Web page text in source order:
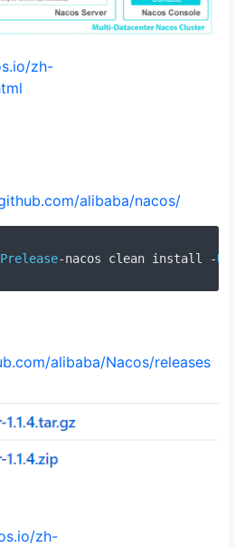
zh-
alibaba/nacos/
Prelease-nacos clean install -
alibaba/Nacos/releases
zh-